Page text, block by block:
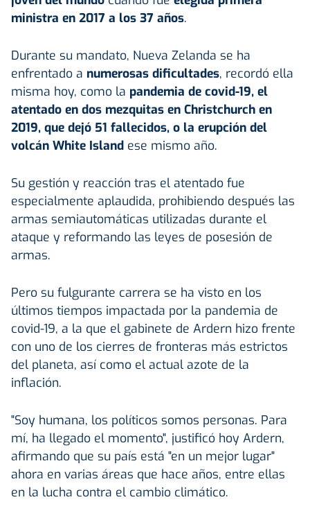
ministra en 2017 a los 37 años.
Durante su mandato, Nueva Zelanda se ha
enfrentado a numerosas dificultades, recordó ella
misma hoy, como la pandemia de covid-19, el
atentado en dos mezquitas en Christchurch en
2019, que dejó 51 fallecidos, o la erupción del
volcán White Island ese mismo año.
Su gestión y reacción tras el atentado fue
especialmente aplaudida, prohibiendo después las
armas semiautomáticas utilizadas durante el
ataque y reformando las leyes de posesión de
armas.
Pero su fulgurante carrera se ha visto en los
últimos tiempos impactada por la pandemia de
covid-19, a la que el gabinete de Ardern hizo frente
con uno de los cierres de fronteras más estrictos
del planeta, así como el actual azote de la
inflación.
"Soy humana, los políticos somos personas. Para
mí, ha llegado el momento", justificó hoy Ardern,
afirmando que su país está "en un mejor lugar"
ahora en varias áreas que hace años, entre ellas
en la lucha contra el cambio climático.